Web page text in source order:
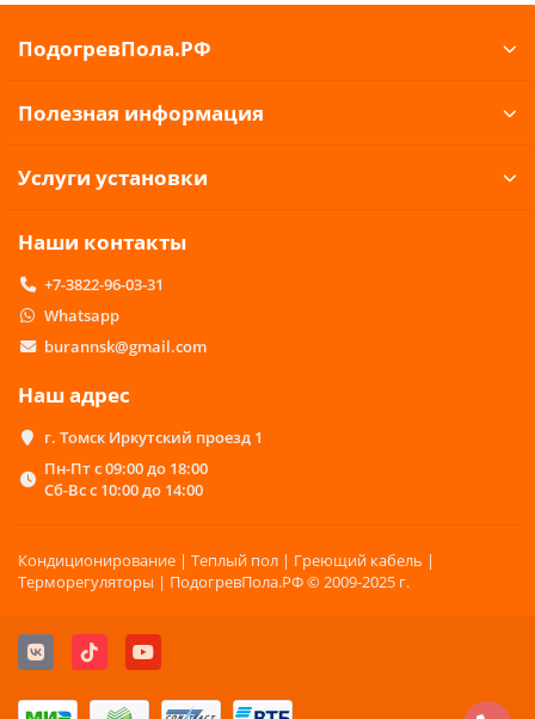
ПодогревПола.РФ
Полезная информация
Услуги установки
Наши контакты
+7-3822-96-03-31
Whatsapp
burannsk@gmail.com
Наш адрес
г. Томск Иркутский проезд 1
Пн-Пт с 09:00 до 18:00
Сб-Вс с 10:00 до 14:00
Кондиционирование | Теплый пол | Греющий кабель |
Терморегуляторы | ПодогревПола.РФ © 2009-2025 г.